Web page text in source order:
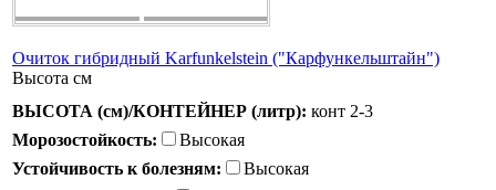
Очиток гибридный Karfunkelstein ("Карфункельштайн")
Высота см
ВЫСОТА (см)/КОНТЕЙНЕР (литр): конт 2-3
Морозостойкость:
Высокая
Устойчивость к болезням:
Высокая